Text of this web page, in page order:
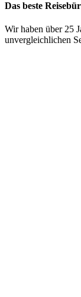
Das beste
Wir haben über 25
unvergleichlichen